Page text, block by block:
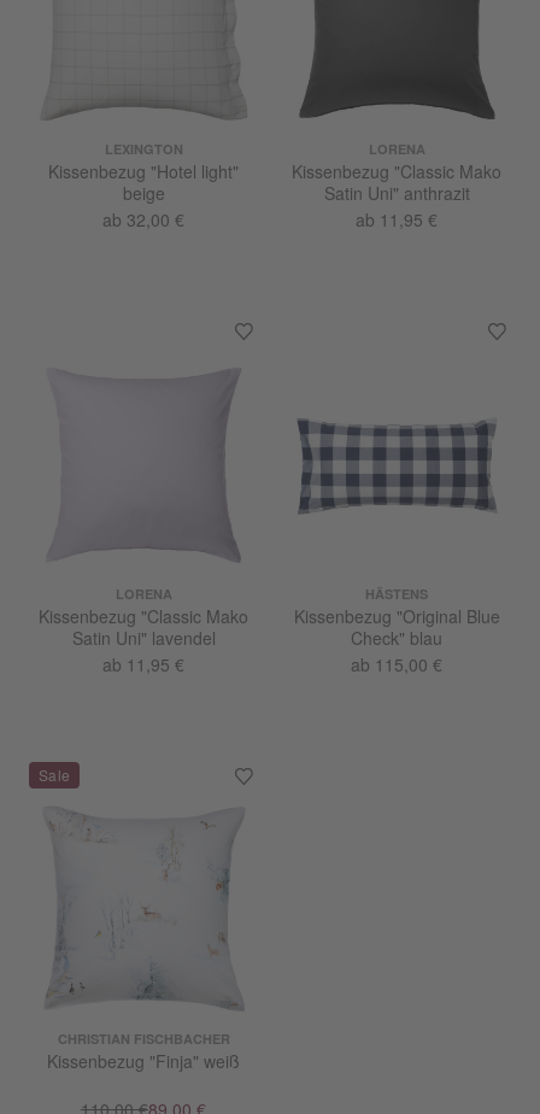
LEXINGTON
Kissenbezug "Hotel light"
beige
ab 32,00 €
LORENA
Kissenbezug "Classic Mako
Satin Uni" anthrazit
ab 11,95 €
LORENA
Kissenbezug "Classic Mako
Satin Uni" lavendel
ab 11,95 €
HÄSTENS
Kissenbezug "Original Blue
Check" blau
ab 115,00 €
CHRISTIAN FISCHBACHER
Kissenbezug "Finja" weiß
110,00 €89,00 €